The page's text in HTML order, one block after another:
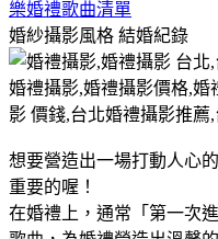
樂婚禮歌曲清單
婚紗攝影風格 結婚紀錄
想要營造出一場打動人心
重要的喔！
在婚禮上，通常「第一次